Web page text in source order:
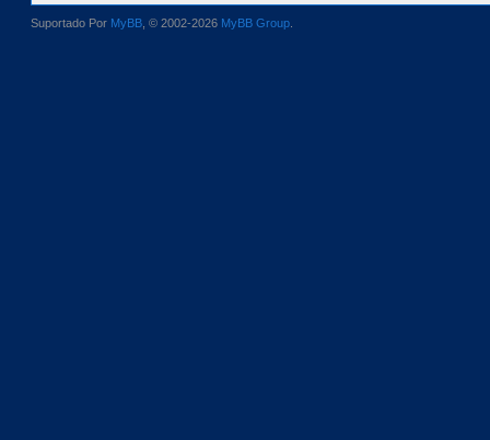
Suportado Por MyBB , © 2002-2026 MyBB Group